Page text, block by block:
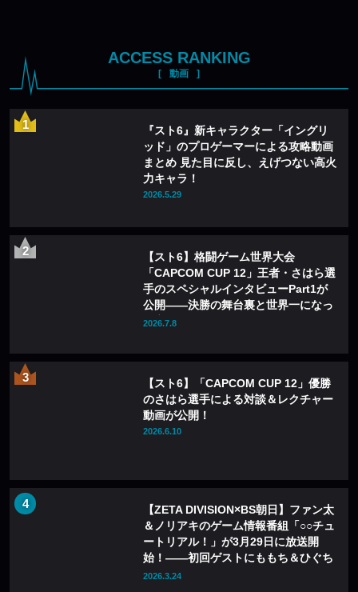
ACCESS RANKING
動画
『スト6』新キャラクター「イングリ
ッド」のプロゲーマーによる攻略動画
まとめ 見た目に反し、えげつない高火
力キャラ！
2026.5.29
【スト6】格闘ゲーム世界大会
「CAPCOM CUP 12」王者・さはら選
手のスペシャルインタビューPart1が
公開——決勝の舞台裏と世界一になっ
て変わったこと
2026.7.8
【スト6】「CAPCOM CUP 12」優勝
のさはら選手による対談＆レクチャー
動画が公開！
2026.6.10
【ZETA DIVISION×BS朝日】ファン太
＆ノリアキのゲーム情報番組「○○チュ
ートリアル！」が3月29日に放送開
始！——初回ゲストにももち＆ひぐち
が登場
2026.3.24